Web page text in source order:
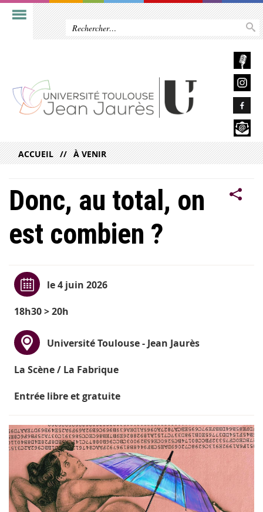
ACCUEIL À VENIR
Donc, au total, on
est combien ?
le 4 juin 2026
18h30 > 20h
Université Toulouse - Jean Jaurès
La Scène / La Fabrique
Entrée libre et gratuite